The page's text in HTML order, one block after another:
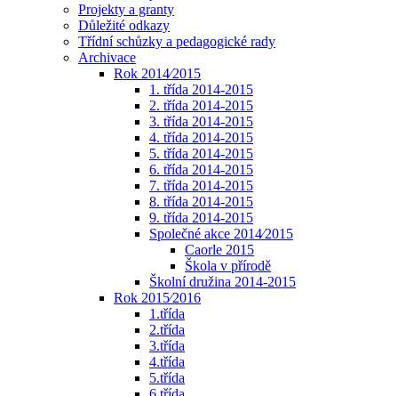
Projekty a granty
Důležité odkazy
Třídní schůzky a pedagogické rady
Archivace
Rok 2014⁄2015
1. třída 2014-2015
2. třída 2014-2015
3. třída 2014-2015
4. třída 2014-2015
5. třída 2014-2015
6. třída 2014-2015
7. třída 2014-2015
8. třída 2014-2015
9. třída 2014-2015
Společné akce 2014⁄2015
Caorle 2015
Škola v přírodě
Školní družina 2014-2015
Rok 2015⁄2016
1.třída
2.třída
3.třída
4.třída
5.třída